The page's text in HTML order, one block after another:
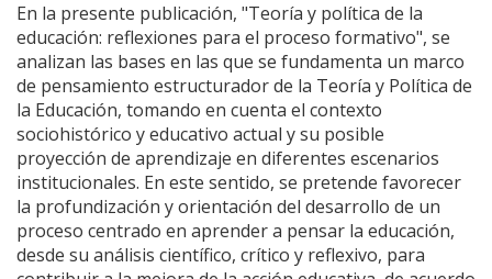
En la presente publicación, "Teoría y política de la
educación: reflexiones para el proceso formativo", se
analizan las bases en las que se fundamenta un marco
de pensamiento estructurador de la Teoría y Política de
la Educación, tomando en cuenta el contexto
sociohistórico y educativo actual y su posible
proyección de aprendizaje en diferentes escenarios
institucionales. En este sentido, se pretende favorecer
la profundización y orientación del desarrollo de un
proceso centrado en aprender a pensar la educación,
desde su análisis científico, crítico y reflexivo, para